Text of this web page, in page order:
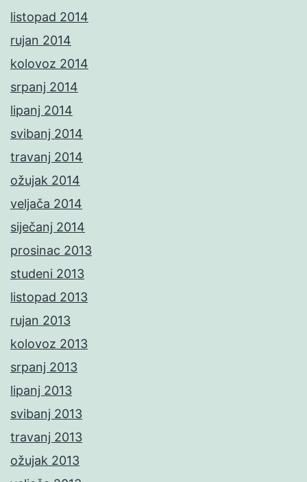
listopad 2014
rujan 2014
kolovoz 2014
srpanj 2014
lipanj 2014
svibanj 2014
travanj 2014
ožujak 2014
veljača 2014
siječanj 2014
prosinac 2013
studeni 2013
listopad 2013
rujan 2013
kolovoz 2013
srpanj 2013
lipanj 2013
svibanj 2013
travanj 2013
ožujak 2013